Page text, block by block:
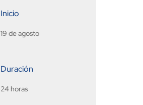
Inicio
19 de agosto
Duración
24 horas